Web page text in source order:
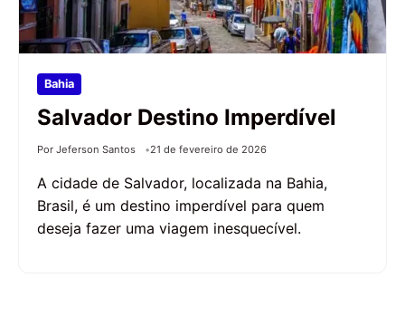
Bahia
Salvador Destino Imperdível
Por Jeferson Santos 21 de fevereiro de 2026
A cidade de Salvador, localizada na Bahia,
Brasil, é um destino imperdível para quem
deseja fazer uma viagem inesquecível.